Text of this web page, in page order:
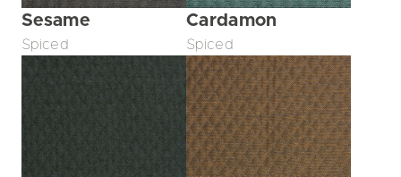
Sesame
Spiced
Cardamon
Spiced